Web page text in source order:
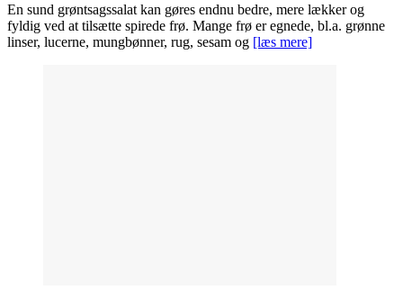
En sund grøntsagssalat kan gøres endnu bedre, mere lækker og
fyldig ved at tilsætte spirede frø. Mange frø er egnede, bl.a. grønne
linser, lucerne, mungbønner, rug, sesam og [læs mere]